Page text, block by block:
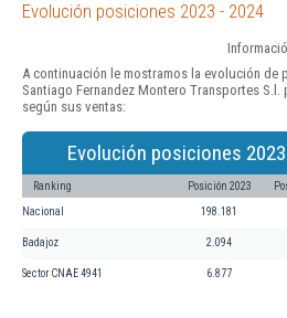
Evolución posiciones 2023 - 2024
A continuación le mostramos la evolución de
Santiago Fernandez Montero Transportes
según sus ventas:
Evolución posiciones
Ranking Posición 2023
Nacional 198.181
Badajoz 2.094
Sector CNAE 4941 6.877